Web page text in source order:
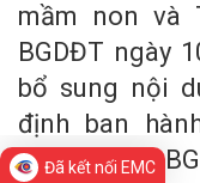
mầm non và
BGDĐT ngày
bổ sung nội
định ban
17/2018/
Đã kết nối EMC